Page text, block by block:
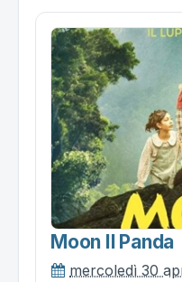
Moon Il Panda
mercoledì 30